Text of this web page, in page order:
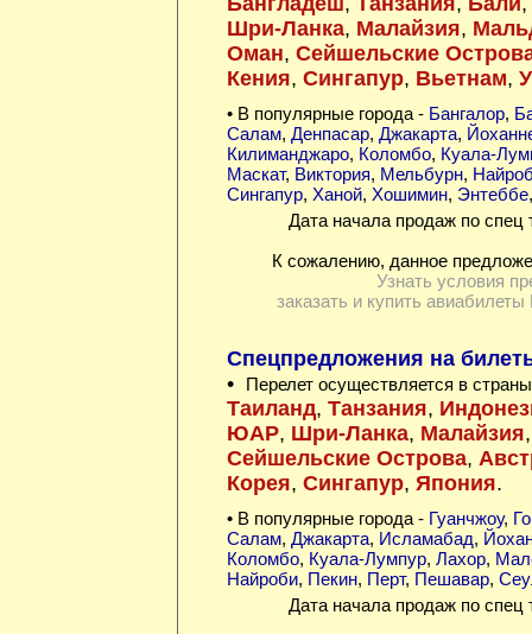
Шри-Ланка, Малайзия,
Оман, Сейшельские
Кения, Сингапур, Вьетнам,
• В популярные города - Бангалор,
Салам, Денпасар, Джакарта,
Килиманджаро, Коломбо, Куала-
Маскат, Виктория, Мельбурн,
Сингапур, Ханой, Хошимин, Энтеббе
Дата начала продаж по
К сожалению, данное
Узнать условия
заказать и купить
Спецпредложения на
•
Перелет осуществляется в
Таиланд, Танзания,
ЮАР, Шри-Ланка, Малайзия
Сейшельские Острова,
Корея, Сингапур, Япония.
• В популярные города - Гуанчжоу,
Салам, Джакарта, Исламабад,
Коломбо, Куала-Лумпур, Лахор,
Найроби, Пекин, Перт, Пешавар,
Дата начала продаж по